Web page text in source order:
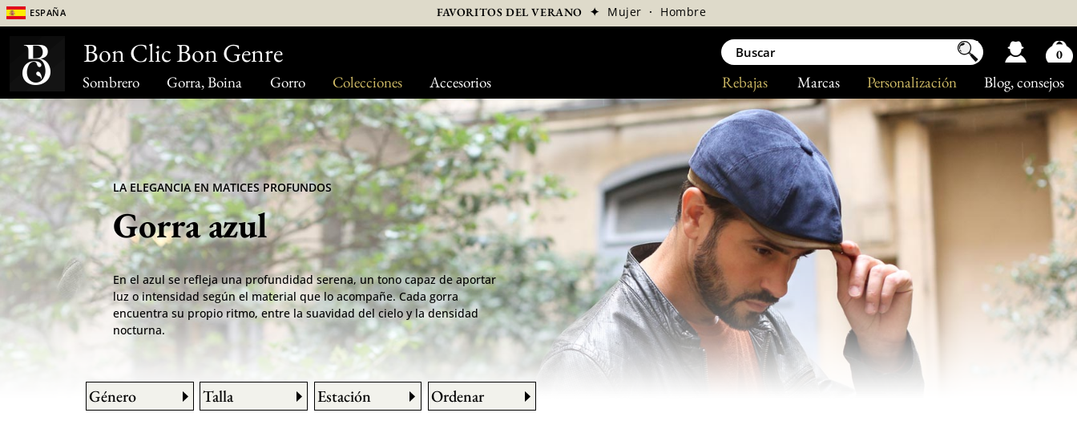
Sombrero Gorra, Boina Gorro Colecciones Accesorios Blog, consejos
Personalización
Marcas
Rebajas
España FAVORITOS DEL VERANO ✦ Mujer · Hombre
LA ELEGANCIA EN MATICES PROFUNDOS
Gorra azul
En el azul se refleja una profundidad serena, un tono capaz de aportar
luz o intensidad según el material que lo acompañe. Cada gorra
encuentra su propio ritmo, entre la suavidad del cielo y la densidad
nocturna.
Género Talla Estación Ordenar
Bon Clic Bon Genre 0